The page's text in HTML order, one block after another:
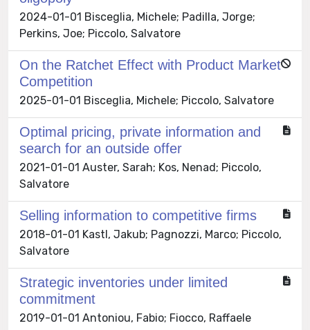
2024-01-01 Bisceglia, Michele; Padilla, Jorge;
Perkins, Joe; Piccolo, Salvatore
On the Ratchet Effect with Product Market
Competition
2025-01-01 Bisceglia, Michele; Piccolo, Salvatore
Optimal pricing, private information and
search for an outside offer
2021-01-01 Auster, Sarah; Kos, Nenad; Piccolo,
Salvatore
Selling information to competitive firms
2018-01-01 Kastl, Jakub; Pagnozzi, Marco; Piccolo,
Salvatore
Strategic inventories under limited
commitment
2019-01-01 Antoniou, Fabio; Fiocco, Raffaele